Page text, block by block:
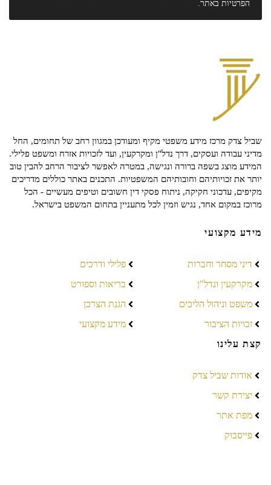
הפרטיות באתר.
שביל צדק מרכז מידע משפטי מקיף ומעודכן במגוון רחב של תחומים, החל
מדיני עבודה ועסקים, דרך נדל"ן ומקרקעין, ועד לזכויות אזרח ומשפט פלילי.
המידע מוצג בשפה ברורה ונגישה, במטרה לאפשר לציבור הרחב להבין טוב
יותר את זכויותיהם וחובותיהם המשפטיות. התכנים באתר כוללים מדריכים
מקיפים, עדכוני חקיקה, ניתוח פסקי דין חשובים וטיפים מעשיים - הכל
מרוכז במקום אחד, נגיש וזמין לכל מתעניין בתחום המשפט בישראל.
מידע מקצועי
דיני מסחר וחברות
מקרקעין ונדל"ן
משפט וניהול הליכים
זכויות הציבור
פלילי ודרכים
בריאות וספורט
הגנת הצרכן
מידע מקצועי
קצת עלינו
אודות שביל צדק
יצירת קשר
מפת אתר
פייסבוק